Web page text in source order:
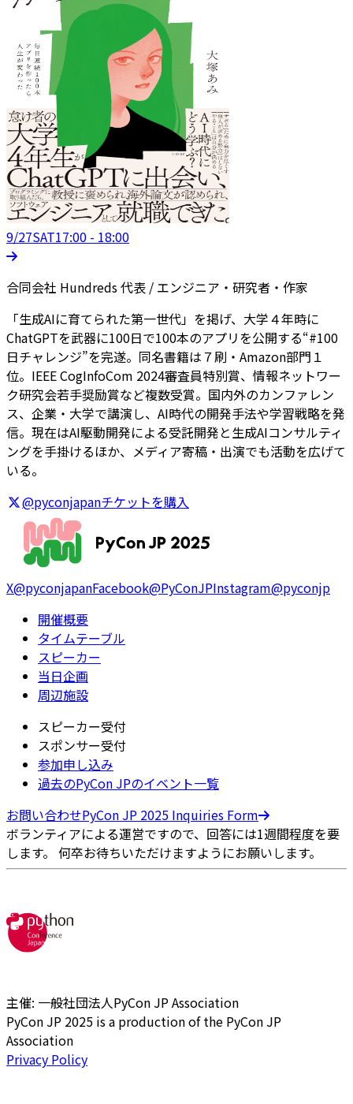
9/27SAT17:00 - 18:00
合同会社 Hundreds 代表 / エンジニア・研究者・作家
「生成AIに育てられた第一世代」を掲げ、大学４年時に
ChatGPTを武器に100日で100本のアプリを公開する“#100
日チャレンジ”を完遂。同名書籍は７刷・Amazon部門１
位。IEEE CogInfoCom 2024審査員特別賞、情報ネットワー
ク研究会若手奨励賞など複数受賞。国内外のカンファレン
ス、企業・大学で講演し、AI時代の開発手法や学習戦略を発
信。現在はAI駆動開発による受託開発と生成AIコンサルティ
ングを手掛けるほか、メディア寄稿・出演でも活動を広げて
いる。
@pyconjapanチケットを購入
X@pyconjapanFacebook@PyConJPInstagram@pyconjp
開催概要
タイムテーブル
スピーカー
当日企画
周辺施設
スピーカー受付
スポンサー受付
参加申し込み
過去のPyCon JPのイベント一覧
お問い合わせPyCon JP 2025 Inquiries Form
ボランティアによる運営ですので、回答には1週間程度を要
します。 何卒お待ちいただけますようにお願いします。
主催: 一般社団法人PyCon JP Association
PyCon JP 2025 is a production of the PyCon JP
Association
Privacy Policy